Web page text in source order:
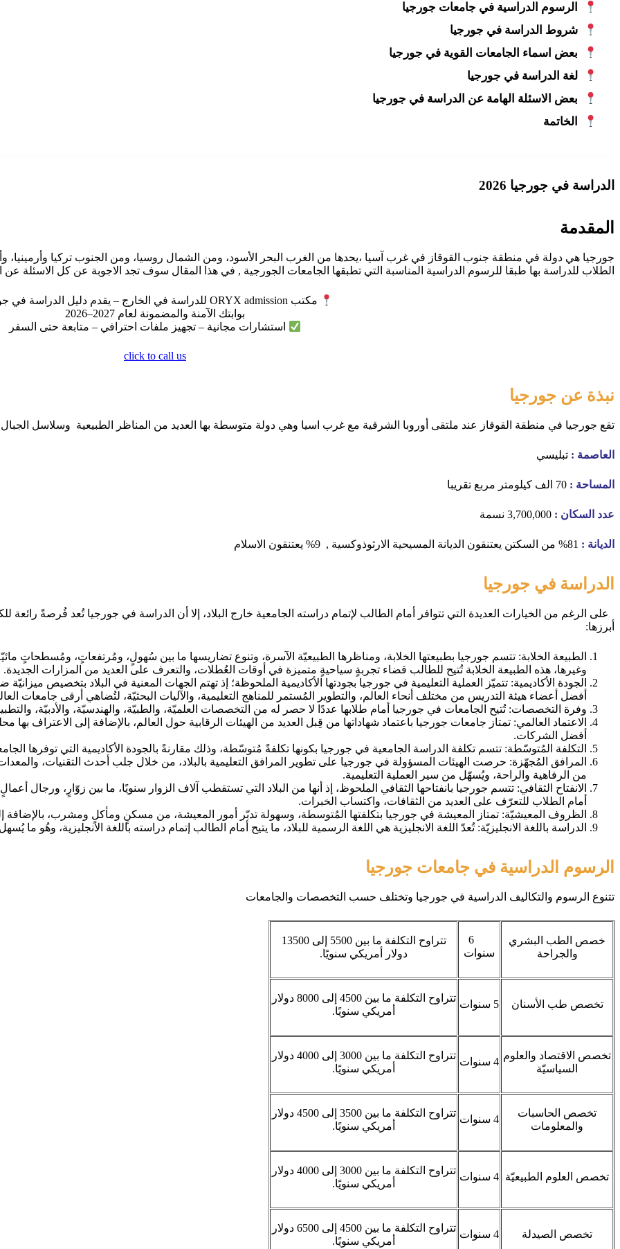
الرسوم الدراسية في جامعات جورجيا
شروط الدراسة في جورجيا
بعض اسماء الجامعات القوية في جورجيا
لغة الدراسة في جورجيا
بعض الاسئلة الهامة عن الدراسة في جورجيا
الخاتمة
الدراسة في جورجيا 2026
المقدمة
جورجيا هي دولة في منطقة جنوب القوقاز في غرب آسيا ،يحدها من الغرب البحر الأسود، ومن الشمال روسيا، ومن الجنوب تركيا وأرمينيا،
الطلاب للدراسة بها طبقا للرسوم الدراسية المناسبة التي تطبقها الجامعات الجورجية , في هذا المقال سوف تجد الاجوبة عن كل الاسئلة
مكتب ORYX admission للدراسة في الخارج – يقدم دليل الدراسة في جورجيا
بوابتك الآمنة والمضمونة لعام 2027–2026
استشارات مجانية – تجهيز ملفات احترافي – متابعة حتى السفر
click to call us
نبذة عن جورجيا
تقع جورجيا في منطقة القوقاز عند ملتقى أوروبا الشرقية مع غرب اسيا وهي دولة متوسطة بها العديد من المناظر الطبيعية وسلاسل الجبال
العاصمة : تبليسي
المساحة :
عدد السكان : 3,700,000 نسمة
الديانة : 81% من السكتن يعتنقون الديانة المسيحية الارثوذوكسية , 9% يعتنقون الاسلام
الدراسة في جورجيا
على الرغم من الخيارات العديدة التي تتوافر أمام الطالب لإتمام دراسته الجامعية خارج البلاد، إلا أن الدراسة في جورجيا تُعد فُرصةً رائعة
أبرزها:
الطبيعة الخلابة: تتسم جورجيا بطبيعتها الخلابة، ومناظرها الطبيعيّة الآسرة، وتنوع تضاريسها ما بين سُهولٍ، ومُرتفعاتٍ، ومُسطحاتٍ
وغيرها، هذه الطبيعة الخلابة تُتيح للطالب قضاء تجربةٍ سياحيةٍ متميزة في أوقات العُطلات، والتعرف على العديد من المزارات الجديدة.
الجودة الأكاديمية: تتميّز العملية التعليمية في جورجيا بجودتها الأكاديمية الملحوظة؛ إذ تهتم الجهات المعنية في البلاد بتخصيص
أفضل أعضاء هيئة التدريس من مختلف أنحاء العالم، والتطوير المُستمر للمناهج التعليمية، والآليات البحثيّة، لتُضاهي أرقى جامعات
وفرة التخصصات: تُتيح الجامعات في جورجيا أمام طلابها عددًا لا حصر له من التخصصات العلميّة، والطبيّة، والهندسيّة، والأدبيّة،
الاعتماد العالمي: تمتاز جامعات جورجيا باعتماد شهاداتها من قِبل العديد من الهيئات الرقابية حول العالم، بالإضافة إلى الاعتراف
أفضل الشركات.
التكلفة المُتوسّطة: تتسم تكلفة الدراسة الجامعية في جورجيا بكونها تكلفةً مُتوسّطة، وذلك مقارنةً بالجودة الأكاديمية التي توفرها
المرافق المُجهّزة: حرصت الهيئات المسؤولة في جورجيا على تطوير المرافق التعليمية بالبلاد، من خلال جلب أحدث التقنيات،
من الرفاهية والراحة، ويُسهّل من سير العملية التعليمية.
الانفتاح الثقافي: تتسم جورجيا بانفتاحها الثقافي الملحوظ، إذ أنها من البلاد التي تستقطب آلاف الزوار سنويًا، ما بين زوّارٍ، ورجال
أمام الطلاب للتعرّف على العديد من الثقافات، واكتساب الخبرات.
الظروف المعيشيّة: تمتاز المعيشة في جورجيا بتكلفتها المُتوسطة، وسهولة تدبّر أمور المعيشة، من مسكنٍ ومأكلٍ ومشرب،
الدراسة باللغة الانجليزيّة: تُعدّ اللغة الانجليزية هي اللغة الرسمية للبلاد، ما يتيح أمام الطالب إتمام دراسته باللغة الانجليزية، وهُو
الرسوم الدراسية في جامعات جورجيا
تتنوع الرسوم والتكاليف الدراسية في جورجيا وتختلف حسب التخصصات والجامعات
خصص الطب البشري
والجراحة
6
سنوات
تتراوح التكلفة ما بين 5500 إلى 13500
دولار أمريكي سنويًا.
تخصص طب الأسنان 5 سنوات
تتراوح التكلفة ما بين 4500 إلى 8000 دولار
أمريكي سنويًا.
تخصص الاقتصاد والعلوم
السياسيّة
4 سنوات
تتراوح التكلفة ما بين 3000 إلى 4000 دولار
أمريكي سنويًا.
تخصص الحاسبات
والمعلومات
4 سنوات
تتراوح التكلفة ما بين 3500 إلى 4500 دولار
أمريكي سنويًا.
تخصص العلوم الطبيعيّة 4 سنوات
تتراوح التكلفة ما بين 3000 إلى 4000 دولار
أمريكي سنويًا.
تخصص الصيدلة 4 سنوات
تتراوح التكلفة ما بين 4500 إلى 6500 دولار
أمريكي سنويًا.